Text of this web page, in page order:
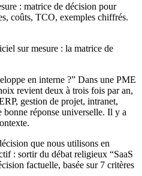
: matrice de décision pour
coûts, TCO, exemples chiffrés.
en interne ?” Dans une PME
revient deux à trois fois par an,
gestion de projet, intranet,
bonne réponse universelle. Il y a
que nous utilisons en
: sortir du débat religieux “SaaS
factuelle, basée sur 7 critères